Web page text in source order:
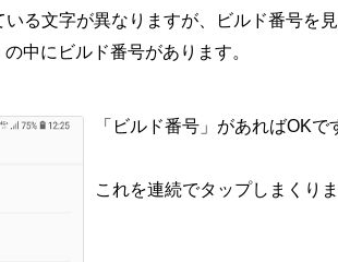
る文字が異なりますが、ビルド番号を
中にビルド番号があります。
「ビルド番号」があればOKで
これを連続でタップしまくりま